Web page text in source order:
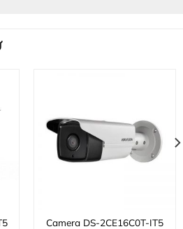
Camera DS-2CE16C0T-IT5